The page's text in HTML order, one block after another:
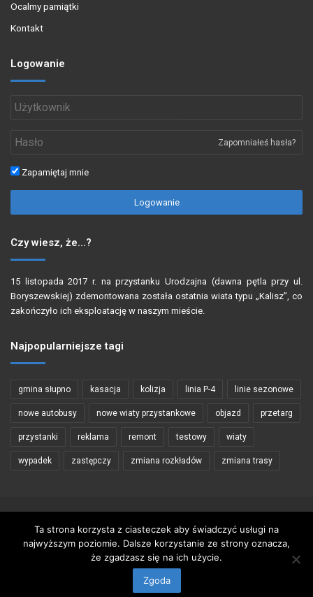
Ocalmy pamiątki
Kontakt
Logowanie
Zapomniałeś hasła?
Zapamiętaj mnie
Logowanie
Czy wiesz, że…?
15 listopada 2017 r. na przystanku Urodzajna (dawna pętla przy ul.
Boryszewskiej) zdemontowana została ostatnia wiata typu „Kalisz”, co
zakończyło ich eksploatację w naszym mieście.
Najpopularniejsze tagi
gmina słupno kasacja kolizja linia P-4 linie sezonowe
nowe autobusy nowe wiaty przystankowe objazd przetarg
przystanki reklama remont testowy wiaty
wypadek zastępczy zmiana rozkładów zmiana trasy
Wykorzystywanie materiałów zawartych na stronie tylko za zgodą
autorów
Ta strona korzysta z ciasteczek aby świadczyć usługi na
najwyższym poziomie. Dalsze korzystanie ze strony oznacza,
że zgadzasz się na ich użycie.
Zgoda